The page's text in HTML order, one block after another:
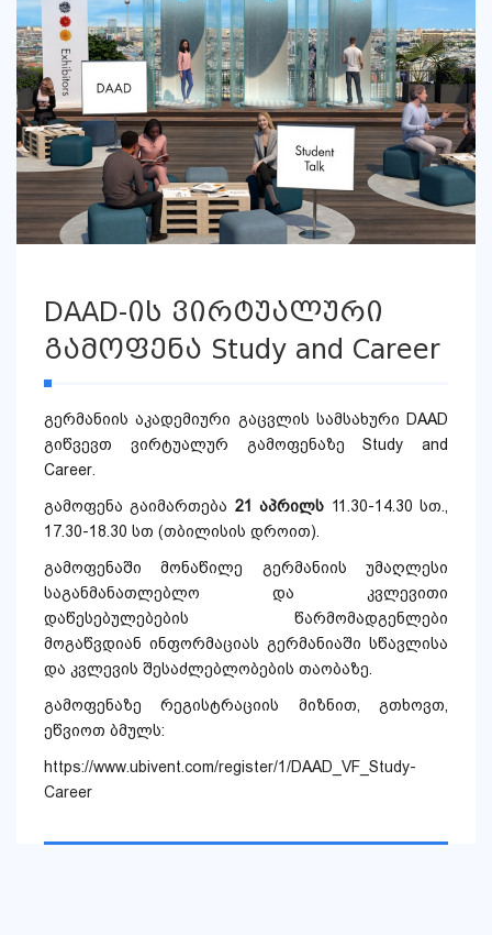
DAAD-ის ვირტუალური
გამოფენა Study and Career
გერმანიის აკადემიური გაცვლის სამსახური DAAD
გიწვევთ ვირტუალურ გამოფენაზე Study and
Career.
გამოფენა გაიმართება 21 აპრილს 11.30-14.30 სთ.,
17.30-18.30 სთ (თბილისის დროით).
გამოფენაში მონაწილე გერმანიის უმაღლესი
საგანმანათლებლო და კვლევითი
დაწესებულებების წარმომადგენლები
მოგაწვდიან ინფორმაციას გერმანიაში სწავლისა
და კვლევის შესაძლებლობების თაობაზე.
გამოფენაზე რეგისტრაციის მიზნით, გთხოვთ,
ეწვიოთ ბმულს:
https://www.ubivent.com/register/1/DAAD_VF_Study-
Career